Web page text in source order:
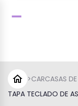
>CARCASAS
TAPA TECLADO DE